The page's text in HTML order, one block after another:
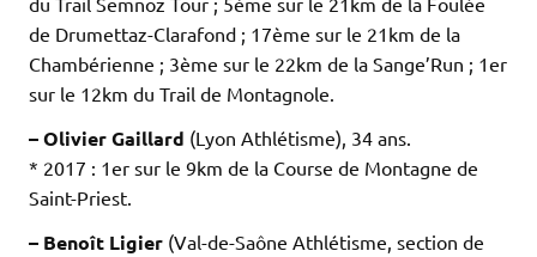
de Drumettaz-Clarafond ; 17ème sur le 21km de la
Chambérienne ; 3ème sur le 22km de la Sange’Run ; 1er
sur le 12km du Trail de Montagnole.
– Olivier Gaillard (Lyon Athlétisme), 34 ans.
* 2017 : 1er sur le 9km de la Course de Montagne de
Saint-Priest.
– Benoît Ligier (Val-de-Saône Athlétisme, section de